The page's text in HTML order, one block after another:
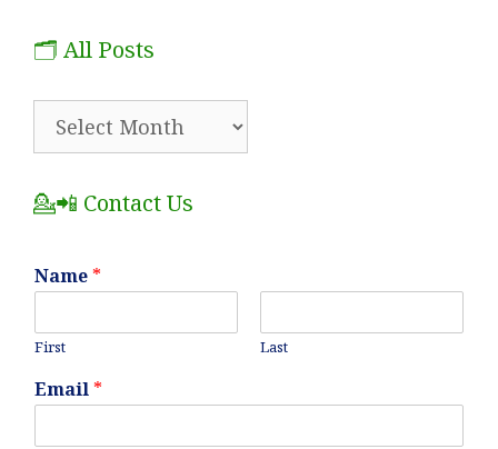
🗂️ All Posts
💁📲 Contact Us
Name *
First Last
Email *